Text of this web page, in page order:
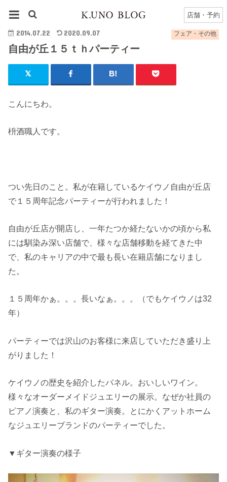
店舗・予約
フェア・その他
2014.07.22 2020.09.07
自由が丘１５ｔｈパーティー
こんにちわ。
枡酒職人です。
つい先日のこと。私が在籍しているケイウノ自由が丘店
で１５周年記念パーティーが行われました！
自由が丘店が開店し、一年たつか経たないかの頃から私
には馴染み深い店舗で、様々な店舗移動を経てきた中
で、私のキャリアの中で最も長い在籍店舗になりまし
た。
１５周年かぁ。。。長いなぁ。。。（でもケイウノは32
年）
パーティーでは沢山のお客様に来店していただき盛り上
がりました！
ケイウノの歴史を紹介したパネル。おいしいワイン。
様々なオーダーメイドジュエリーの展示。なぜか社員の
ピアノ演奏と、私のギター演奏。とにかくアットホーム
なジュエリーブランドのパーティーでした。
▼ギター演奏の様子